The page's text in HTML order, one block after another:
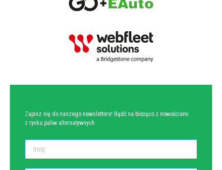
Zapisz się do naszego newslettera! Bądź na bieżąco z nowościami
z rynku paliw alternatywnych